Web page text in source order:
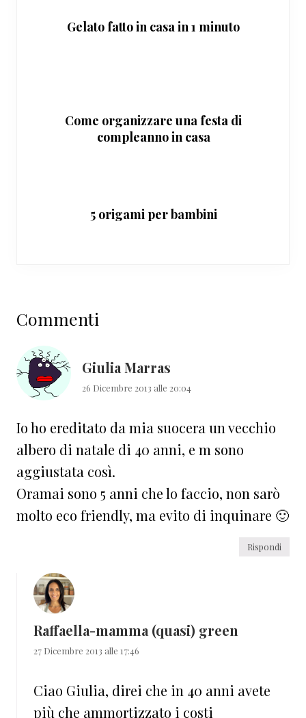
Gelato fatto in casa in 1 minuto
Come organizzare una festa di
compleanno in casa
5 origami per bambini
del
lettore
Commenti
Giulia Marras
26 Dicembre 2013 alle 20:04
Io ho ereditato da mia suocera un vecchio
albero di natale di 40 anni, e m sono
aggiustata così.
Oramai sono 5 anni che lo faccio, non sarò
molto eco friendly, ma evito di inquinare 🙂
Rispondi
Raffaella-mamma (quasi) green
27 Dicembre 2013 alle 17:46
Ciao Giulia, direi che in 40 anni avete
più che ammortizzato i costi